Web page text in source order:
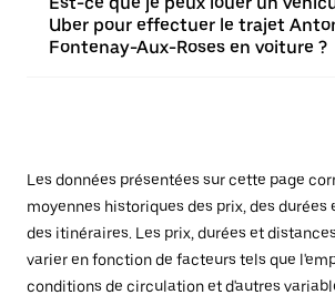
Uber pour effectuer le trajet
Fontenay-Aux-Roses en voiture ?
Les données présentées sur cette page
moyennes historiques des prix, des durées
des itinéraires. Les prix, durées et
varier en fonction de facteurs tels que
conditions de circulation et d'autres